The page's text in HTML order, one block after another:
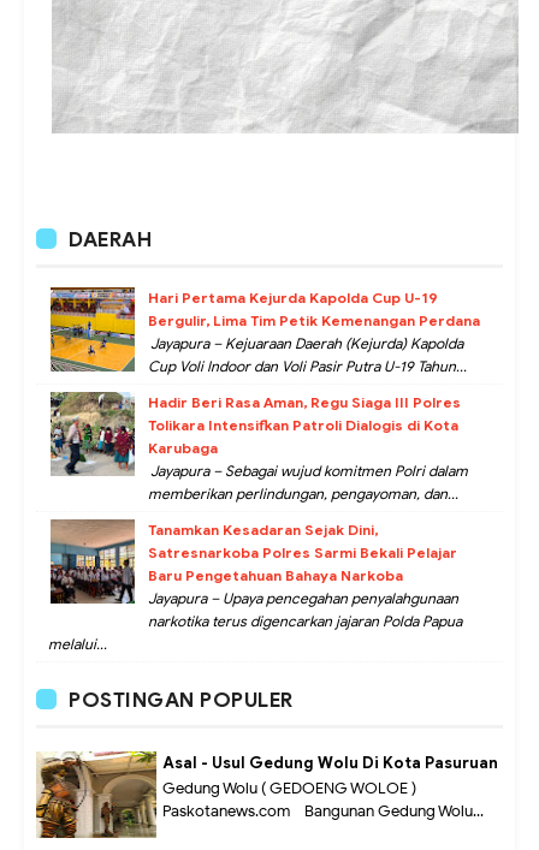
DAERAH
Hari Pertama Kejurda Kapolda Cup U-19
Bergulir, Lima Tim Petik Kemenangan Perdana
Jayapura – Kejuaraan Daerah (Kejurda) Kapolda
Cup Voli Indoor dan Voli Pasir Putra U-19 Tahun...
Hadir Beri Rasa Aman, Regu Siaga III Polres
Tolikara Intensifkan Patroli Dialogis di Kota
Karubaga
Jayapura – Sebagai wujud komitmen Polri dalam
memberikan perlindungan, pengayoman, dan...
Tanamkan Kesadaran Sejak Dini,
Satresnarkoba Polres Sarmi Bekali Pelajar
Baru Pengetahuan Bahaya Narkoba
Jayapura – Upaya pencegahan penyalahgunaan
narkotika terus digencarkan jajaran Polda Papua
melalui...
POSTINGAN POPULER
Asal - Usul Gedung Wolu Di Kota Pasuruan
Gedung Wolu ( GEDOENG WOLOE )
Paskotanews.com - Bangunan Gedung Wolu...